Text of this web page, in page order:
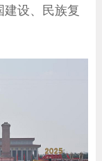
设、民族复